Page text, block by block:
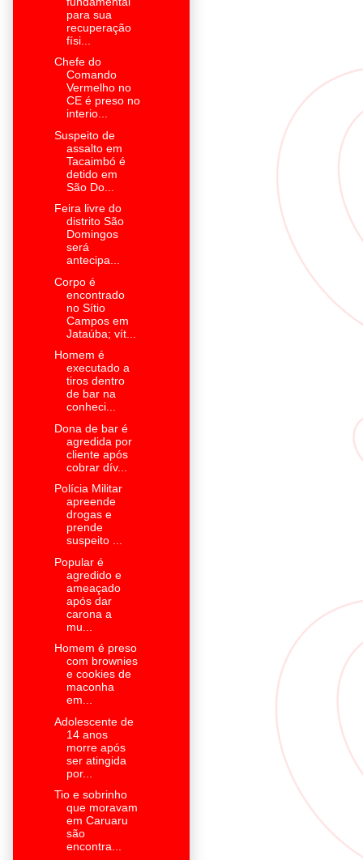
para sua
recuperação
físi...
Chefe do
Comando
Vermelho no
CE é preso no
interio...
Suspeito de
assalto em
Tacaimbó é
detido em
São Do...
Feira livre do
distrito São
Domingos
será
antecipa...
Corpo é
encontrado
no Sítio
Campos em
Jataúba; vít...
Homem é
executado a
tiros dentro
de bar na
conheci...
Dona de bar é
agredida por
cliente após
cobrar dív...
Polícia Militar
apreende
drogas e
prende
suspeito ...
Popular é
agredido e
ameaçado
após dar
carona a
mu...
Homem é preso
com brownies
e cookies de
maconha
em...
Adolescente de
14 anos
morre após
ser atingida
por...
Tio e sobrinho
que moravam
em Caruaru
são
encontra...